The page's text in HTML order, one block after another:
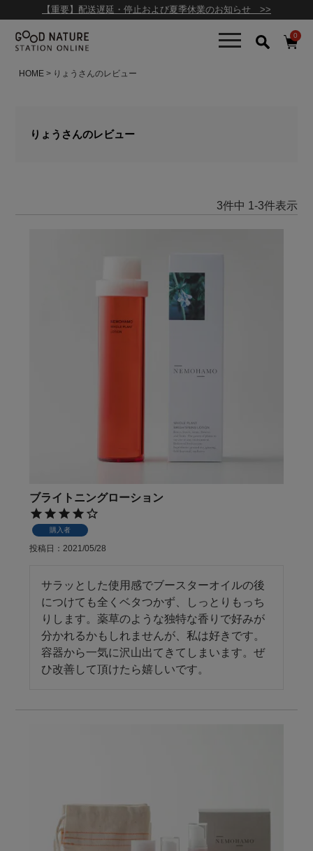
【重要】配送遅延・停止および夏季休業のお知らせ >>
0
HOME りょうさんのレビュー
りょうさんのレビュー
3件中 1 -3件表示
ブライトニングローション
購入者
投稿日 2021/05/28
サラッとした使用感でブースターオイルの後
につけても全くベタつかず、しっとりもっち
りします。薬草のような独特な香りで好みが
分かれるかもしれませんが、私は好きです。
容器から一気に沢山出てきてしまいます。ぜ
ひ改善して頂けたら嬉しいです。